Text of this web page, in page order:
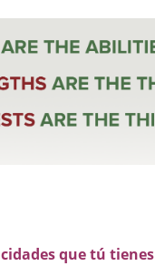
que tú tienes